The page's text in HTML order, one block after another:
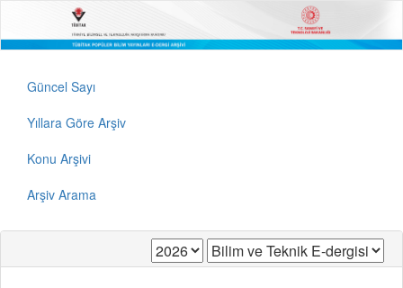
Güncel Sayı
Yıllara Göre Arşiv
Konu Arşivi
Arşiv Arama